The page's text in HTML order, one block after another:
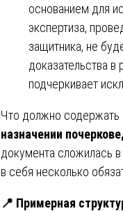
основанием для
экспертиза,
защитника, не
доказательства в
подчеркивает
Что должно содержать
назначении
документа сложилась
в себя несколько
📍 Примерная